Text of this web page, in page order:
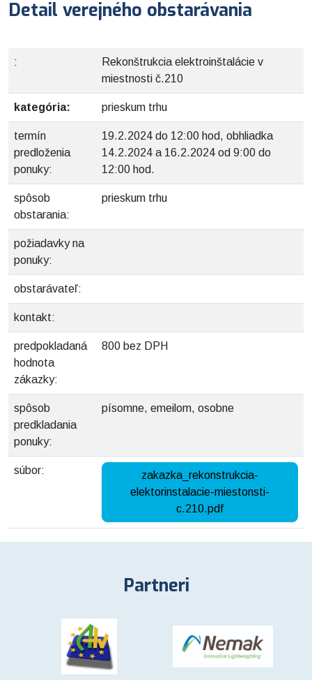
Detail verejného obstarávania
:
Rekonštrukcia elektroinštalácie v
miestnosti č.210
kategória: prieskum trhu
termín
predloženia
ponuky:
19.2.2024 do 12:00 hod, obhliadka
14.2.2024 a 16.2.2024 od 9:00 do
12:00 hod.
spôsob
obstarania:
prieskum trhu
požiadavky na
ponuky:
obstarávateľ:
kontakt:
predpokladaná
hodnota
zákazky:
800 bez DPH
spôsob
predkladania
ponuky:
písomne, emeilom, osobne
súbor:
zakazka_rekonstrukcia-
elektorinstalacie-miestonsti-
c.210.pdf
Partneri